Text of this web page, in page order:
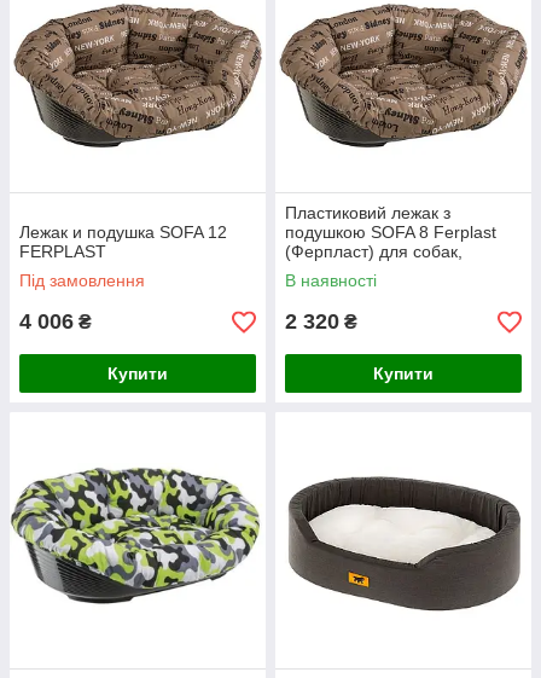
Лежак и подушка SOFA 12
FERPLAST
Під замовлення
4 006 ₴
Купити
Пластиковий лежак з
подушкою SOFA 8 Ferplast
(Ферпласт) для собак,
85*62*28,5 см
В наявності
2 320 ₴
Купити